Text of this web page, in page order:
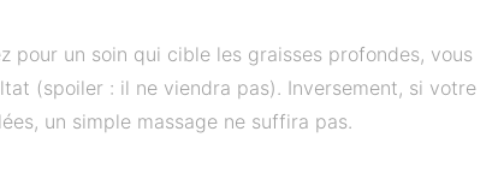
pour un soin qui cible les graisses profondes, vous
(spoiler : il ne viendra pas). Inversement, si votre
un simple massage ne suffira pas.